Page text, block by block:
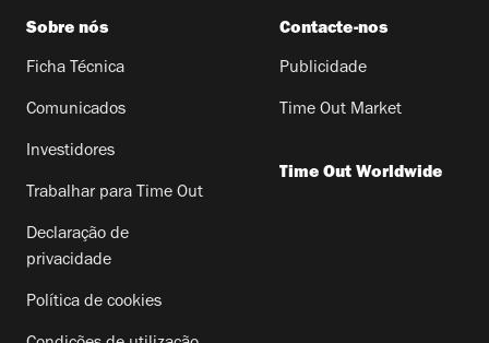
Sobre nós
Ficha Técnica
Comunicados
Investidores
Trabalhar para Time Out
Declaração de
privacidade
Política de cookies
Contacte-nos
Publicidade
Time Out Market
Time Out Worldwide